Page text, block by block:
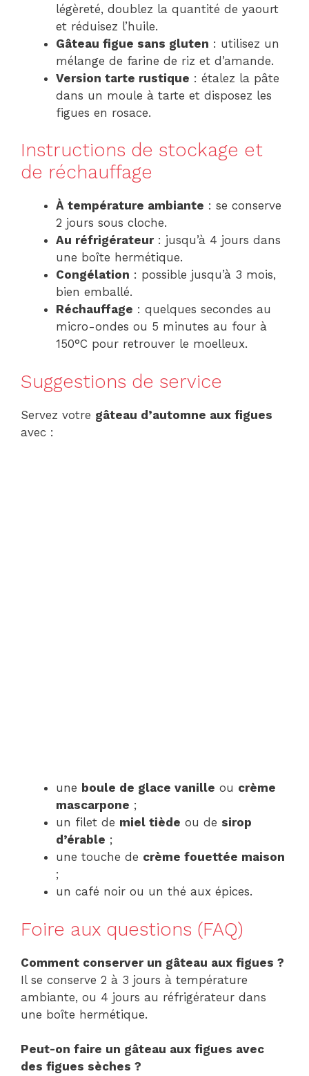
légèreté, doublez la quantité de yaourt
et réduisez l’huile.
Gâteau figue sans gluten : utilisez un
mélange de farine de riz et d’amande.
Version tarte rustique : étalez la pâte
dans un moule à tarte et disposez les
figues en rosace.
Instructions de stockage et
de réchauffage
À température ambiante : se conserve
2 jours sous cloche.
Au réfrigérateur: jusqu’à 4 jours dans
une boîte hermétique.
Congélation : possible jusqu’à 3 mois,
bien emballé.
Réchauffage : quelques secondes au
micro-ondes ou 5 minutes au four à
150°C pour retrouver le moelleux.
Suggestions de service
Servez votre gâteau d’automne aux figues
avec :
une boule de glace vanille ou crème
mascarpone ;
un filet de miel tiède ou de sirop
d’érable ;
une touche de crème fouettée maison
;
un café noir ou un thé aux épices.
Foire aux questions (FAQ)
Comment conserver un gâteau aux figues ?
Il se conserve 2 à 3 jours à température
ambiante, ou 4 jours au réfrigérateur dans
une boîte hermétique.
Peut-on faire un gâteau aux figues avec
des figues sèches ?